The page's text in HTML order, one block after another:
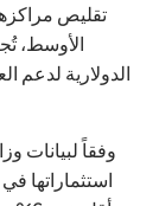
تقليص
الأوسط،
الدولارية لدعم
وفقاً لبيانات